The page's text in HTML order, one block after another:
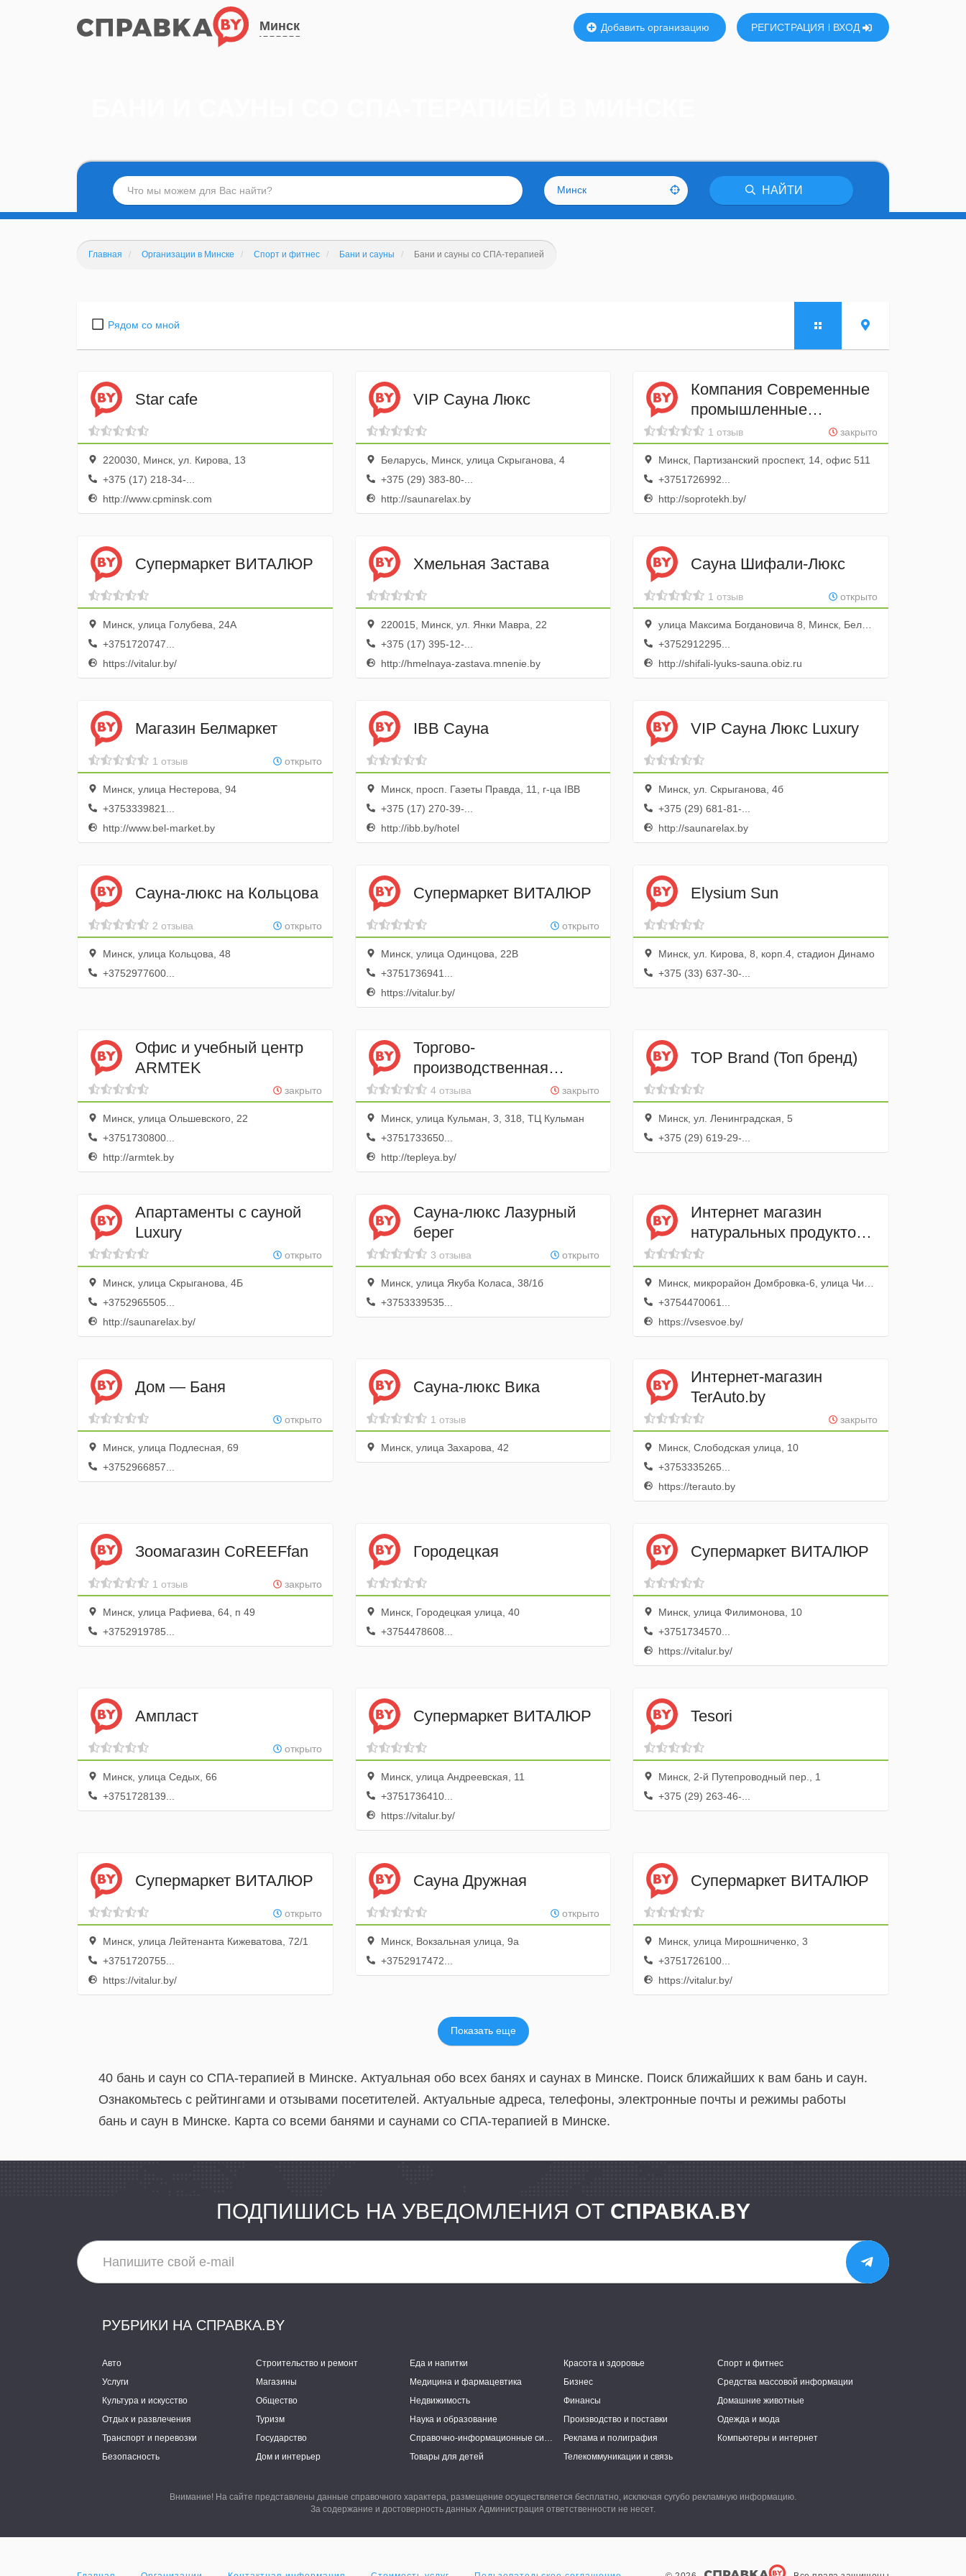
Минск Добавить организацию РЕГИСТРАЦИЯ ВХОД
Минск НАЙТИ
Главная Организации в Минске Спорт и фитнес Бани и сауны Бани и сауны со СПА-терапией
Рядом со мной
Star cafe
220030, Минск, ул. Кирова, 13
+375 (17) 218-34-...
http://www.cpminsk.com
VIP Сауна Люкс
Беларусь, Минск, улица Скрыганова, 4
+375 (29) 383-80-...
http://saunarelax.by
Компания Современные
промышленные
технологии
закрыто
1 отзыв
Минск, Партизанский проспект, 14, офис 511
+3751726992...
http://soprotekh.by/
Супермаркет ВИТАЛЮР
Минск, улица Голубева, 24А
+3751720747...
https://vitalur.by/
Хмельная Застава
220015, Минск, ул. Янки Мавра, 22
+375 (17) 395-12-...
http://hmelnaya-zastava.mnenie.by
Сауна Шифали-Люкс
открыто
1 отзыв
улица Максима Богдановича 8, Минск, Беларусь
+3752912295...
http://shifali-lyuks-sauna.obiz.ru
Магазин Белмаркет
открыто
1 отзыв
Минск, улица Нестерова, 94
+3753339821...
http://www.bel-market.by
IBB Сауна
Минск, просп. Газеты Правда, 11, г-ца IBB
+375 (17) 270-39-...
http://ibb.by/hotel
VIP Сауна Люкс Luxury
Минск, ул. Скрыганова, 4б
+375 (29) 681-81-...
http://saunarelax.by
Сауна-люкс на Кольцова
открыто
2 отзыва
Минск, улица Кольцова, 48
+3752977600...
Супермаркет ВИТАЛЮР
открыто
Минск, улица Одинцова, 22В
+3751736941...
https://vitalur.by/
Elysium Sun
Минск, ул. Кирова, 8, корп.4, стадион Динамо
+375 (33) 637-30-...
Офис и учебный центр
ARMTEK
закрыто
Минск, улица Ольшевского, 22
+3751730800...
http://armtek.by
Торгово-
производственная
компания Теплея
закрыто
4 отзыва
Минск, улица Кульман, 3, 318, ТЦ Кульман
+3751733650...
http://tepleya.by/
TOP Brand (Топ бренд)
Минск, ул. Ленинградская, 5
+375 (29) 619-29-...
Апартаменты с сауной
Luxury
открыто
Минск, улица Скрыганова, 4Б
+3752965505...
http://saunarelax.by/
Cауна-люкс Лазурный
берег
открыто
3 отзыва
Минск, улица Якуба Коласа, 38/1б
+3753339535...
Интернет магазин
натуральных продуктов
Всё Своё
Минск, микрорайон Домбровка-6, улица Чичурина, 6, квартира 192
+3754470061...
https://vsesvoe.by/
Дом — Баня
открыто
Минск, улица Подлесная, 69
+3752966857...
Сауна-люкс Вика
1 отзыв
Минск, улица Захарова, 42
Интернет-магазин
TerAuto.by
закрыто
Минск, Слободская улица, 10
+3753335265...
https://terauto.by
Зоомагазин CoREEFfan
закрыто
1 отзыв
Минск, улица Рафиева, 64, п 49
+3752919785...
Городецкая
Минск, Городецкая улица, 40
+3754478608...
Супермаркет ВИТАЛЮР
Минск, улица Филимонова, 10
+3751734570...
https://vitalur.by/
Ампласт
открыто
Минск, улица Седых, 66
+3751728139...
Супермаркет ВИТАЛЮР
Минск, улица Андреевская, 11
+3751736410...
https://vitalur.by/
Tesori
Минск, 2-й Путепроводный пер., 1
+375 (29) 263-46-...
Супермаркет ВИТАЛЮР
открыто
Минск, улица Лейтенанта Кижеватова, 72/1
+3751720755...
https://vitalur.by/
Сауна Дружная
открыто
Минск, Вокзальная улица, 9а
+3752917472...
Супермаркет ВИТАЛЮР
Минск, улица Мирошниченко, 3
+3751726100...
https://vitalur.by/
Показать еще
40 бань и саун со СПА-терапией в Минске. Актуальная обо всех банях и саунах в Минске. Поиск ближайших к вам бань и саун.
Ознакомьтесь с рейтингами и отзывами посетителей. Актуальные адреса, телефоны, электронные почты и режимы работы
бань и саун в Минске. Карта со всеми банями и саунами со СПА-терапией в Минске.
ПОДПИШИСЬ НА УВЕДОМЛЕНИЯ ОТ СПРАВКА.BY
РУБРИКИ НА СПРАВКА.BY
Авто Строительство и ремонт Еда и напитки Красота и здоровье
Спорт и фитнес
Услуги
Магазины Медицина и фармацевтика Бизнес
Средства массовой информации
Культура и искусство
Общество Недвижимость Финансы
Домашние животные
Отдых и развлечения
Туризм Наука и образование Производство и поставки
Одежда и мода
Транспорт и перевозки
Государство Справочно-информационные системы Реклама и полиграфия
Компьютеры и интернет
Безопасность
Дом и интерьер Товары для детей Телекоммуникации и связь
Внимание! На сайте представлены данные справочного характера, размещение осуществляется бесплатно, исключая сугубо рекламную информацию.
За содержание и достоверность данных Администрация ответственности не несет.